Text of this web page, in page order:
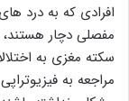
افرادی که به درد
مفصلی دچار هستند،
سکته مغزی به
مراجعه به